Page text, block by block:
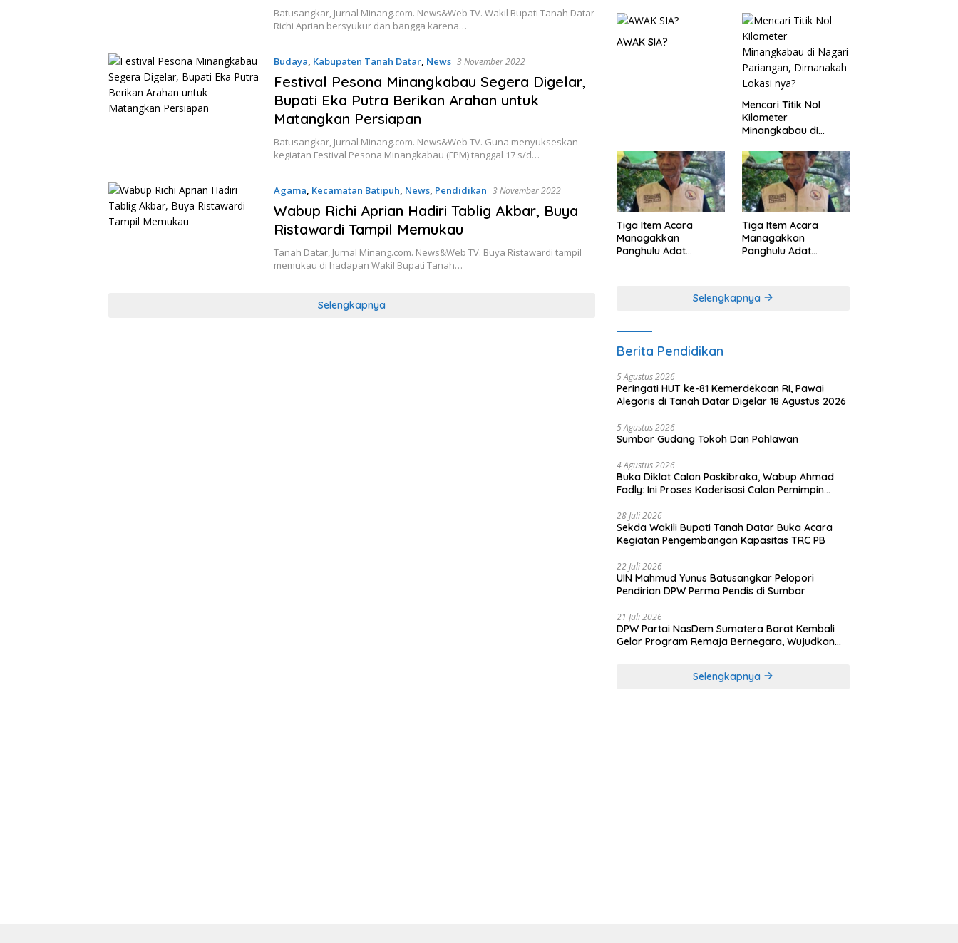
Batusangkar, Jurnal Minang.com. News&Web TV. Wakil Bupati Tanah Datar
Richi Aprian bersyukur dan bangga karena…
Budaya, Kabupaten Tanah Datar, News 3 November 2022
Festival Pesona Minangkabau Segera Digelar,
Bupati Eka Putra Berikan Arahan untuk
Matangkan Persiapan
Batusangkar, Jurnal Minang.com. News&Web TV. Guna menyukseskan
kegiatan Festival Pesona Minangkabau (FPM) tanggal 17 s/d…
Agama, Kecamatan Batipuh, News, Pendidikan 3 November 2022
Wabup Richi Aprian Hadiri Tablig Akbar, Buya
Ristawardi Tampil Memukau
Tanah Datar, Jurnal Minang.com. News&Web TV. Buya Ristawardi tampil
memukau di hadapan Wakil Bupati Tanah…
Selengkapnya
AWAK SIA?
Mencari Titik Nol
Kilometer
Minangkabau di
Dimanakah Lokasi
nya?
Tiga Item Acara
Managakkan
Panghulu Adat
Tiga Item Acara
Managakkan
Panghulu Adat
Selengkapnya
Berita Pendidikan
5 Agustus 2026
Peringati HUT ke-81 Kemerdekaan RI, Pawai
Alegoris di Tanah Datar Digelar 18 Agustus 2026
5 Agustus 2026
Sumbar Gudang Tokoh Dan Pahlawan
4 Agustus 2026
Buka Diklat Calon Paskibraka, Wabup Ahmad
Fadly: Ini Proses Kaderisasi Calon Pemimpin
28 Juli 2026
Sekda Wakili Bupati Tanah Datar Buka Acara
Kegiatan Pengembangan Kapasitas TRC PB
22 Juli 2026
UIN Mahmud Yunus Batusangkar Pelopori
Pendirian DPW Perma Pendis di Sumbar
21 Juli 2026
DPW Partai NasDem Sumatera Barat Kembali
Gelar Program Remaja Bernegara, Wujudkan
Selengkapnya